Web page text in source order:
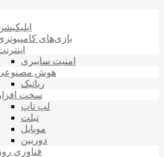
بازی‌های
امنیت سایبری
هوش
رباتیک
سخت افزار
لپ تاپ
تبلت
موبایل
دوربین
فناوری روز